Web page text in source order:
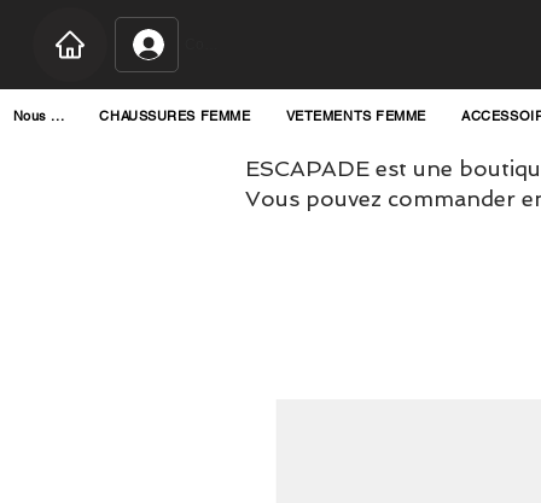
Nous ... CHAUSSURES FEMME VETEMENTS FEMME
ESCAPADE est une
Vous pouvez commander